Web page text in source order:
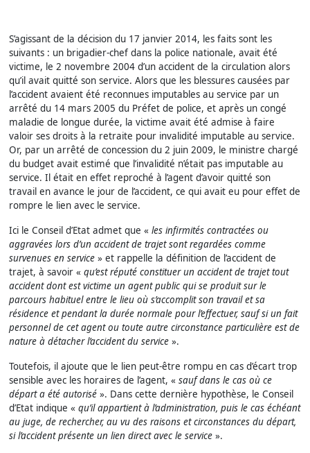
S’agissant de la décision du 17 janvier 2014, les faits sont les
suivants : un brigadier-chef dans la police nationale, avait été
victime, le 2 novembre 2004 d’un accident de la circulation alors
qu’il avait quitté son service. Alors que les blessures causées par
l’accident avaient été reconnues imputables au service par un
arrêté du 14 mars 2005 du Préfet de police, et après un congé
maladie de longue durée, la victime avait été admise à faire
valoir ses droits à la retraite pour invalidité imputable au service.
Or, par un arrêté de concession du 2 juin 2009, le ministre chargé
du budget avait estimé que l’invalidité n’était pas imputable au
service. Il était en effet reproché à l’agent d’avoir quitté son
travail en avance le jour de l’accident, ce qui avait eu pour effet de
rompre le lien avec le service.
Ici le Conseil d’Etat admet que «les infirmités contractées ou
aggravées lors d’un accident de trajet sont regardées comme
survenues en service » et rappelle la définition de l’accident de
trajet, à savoir «qu’est réputé constituer un accident de trajet tout
accident dont est victime un agent public qui se produit sur le
parcours habituel entre le lieu où s’accomplit son travail et sa
résidence et pendant la durée normale pour l’effectuer, sauf si un fait
personnel de cet agent ou toute autre circonstance particulière est de
nature à détacher l’accident du service ».
Toutefois, il ajoute que le lien peut-être rompu en cas d’écart trop
sensible avec les horaires de l’agent, «sauf dans le cas où ce
départ a été autorisé». Dans cette dernière hypothèse, le Conseil
d’Etat indique «qu’il appartient à l’administration, puis le cas échéant
au juge, de rechercher, au vu des raisons et circonstances du départ,
si l’accident présente un lien direct avec le service ».